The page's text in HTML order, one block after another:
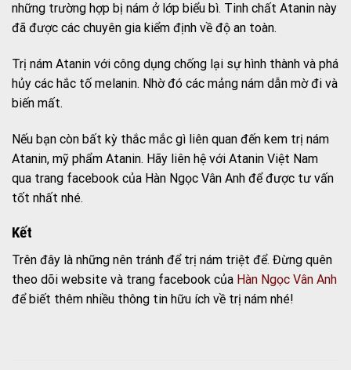
những trường hợp bị nám ở lớp biểu bì. Tinh chất Atanin này
đã được các chuyên gia kiểm định về độ an toàn.
Trị nám Atanin với công dụng chống lại sự hình thành và phá
hủy các hắc tố melanin. Nhờ đó các mảng nám dẫn mờ đi và
biến mất.
Nếu bạn còn bất kỳ thắc mắc gì liên quan đến kem trị nám
Atanin, mỹ phẩm Atanin. Hãy liên hệ với Atanin Việt Nam
qua trang facebook của Hàn Ngọc Vân Anh để được tư vấn
tốt nhất nhé.
Kết
Trên đây là những nên tránh để trị nám triệt để. Đừng quên
theo dõi website và trang facebook của Hàn Ngọc Vân Anh
để biết thêm nhiều thông tin hữu ích về trị nám nhé!